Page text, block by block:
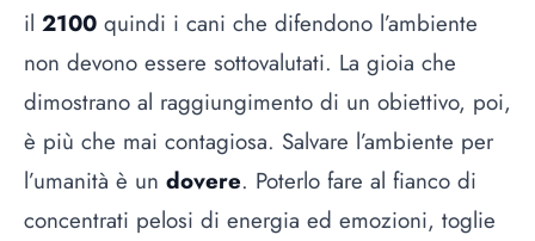
il 2100 quindi i cani che difendono l’ambiente
non devono essere sottovalutati. La gioia che
dimostrano al raggiungimento di un obiettivo, poi,
è più che mai contagiosa. Salvare l’ambiente per
l’umanità è un dovere. Poterlo fare al fianco di
concentrati pelosi di energia ed emozioni, toglie